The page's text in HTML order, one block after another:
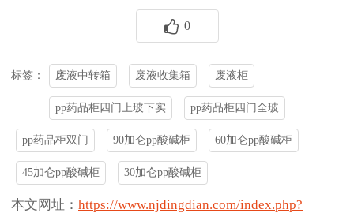
0
标签： 废液中转箱 废液收集箱 废液柜
pp药品柜四门上玻下实 pp药品柜四门全玻
pp药品柜双门 90加仑pp酸碱柜 60加仑pp酸碱柜
45加仑pp酸碱柜 30加仑pp酸碱柜
本文网址： https://www.njdingdian.com/index.php?